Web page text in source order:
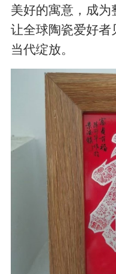
美好的寓意，成为
让全球陶瓷爱好者
当代绽放。